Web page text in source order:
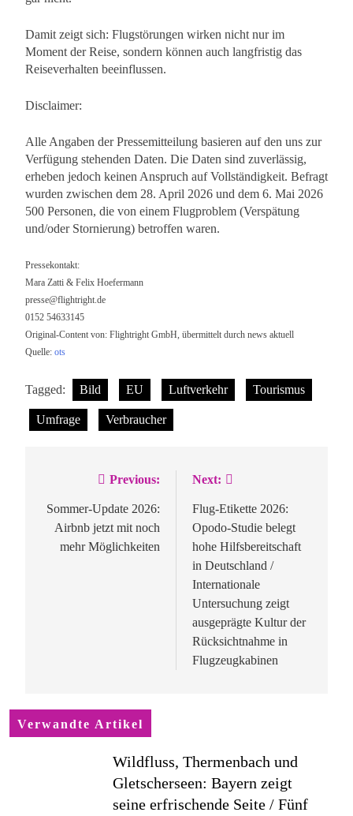
Damit zeigt sich: Flugstörungen wirken nicht nur im
Moment der Reise, sondern können auch langfristig das
Reiseverhalten beeinflussen.
Disclaimer:
Alle Angaben der Pressemitteilung basieren auf den uns zur
Verfügung stehenden Daten. Die Daten sind zuverlässig,
erheben jedoch keinen Anspruch auf Vollständigkeit. Befragt
wurden zwischen dem 28. April 2026 und dem 6. Mai 2026
500 Personen, die von einem Flugproblem (Verspätung
und/oder Stornierung) betroffen waren.
Pressekontakt:
Mara Zatti & Felix Hoefermann
presse@flightright.de
0152 54633145
Original-Content von: Flightright GmbH, übermittelt durch news aktuell
Quelle: ots
Tagged: Bild EU Luftverkehr Tourismus
Umfrage Verbraucher
Beitragsnavigation
Previous:
Sommer-Update 2026:
Airbnb jetzt mit noch
mehr Möglichkeiten
Next:
Flug-Etikette 2026:
Opodo-Studie belegt
hohe Hilfsbereitschaft
in Deutschland /
Internationale
Untersuchung zeigt
ausgeprägte Kultur der
Rücksichtnahme in
Flugzeugkabinen
Verwandte Artikel
Wildfluss, Thermenbach und
Gletscherseen: Bayern zeigt
seine erfrischende Seite / Fünf